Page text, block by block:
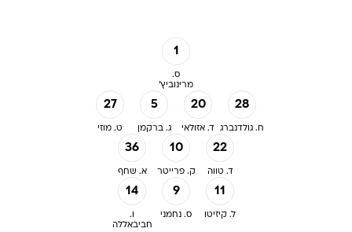
1
ס.
מרינוביץ'
27
ט. מוזי
5
ג. ברקמן
20
ד. אזולאי
28
ח. גולדנברג
36
א. שחף
10
ק. פרייטר
22
ד. טווה
14
ו.
חביבאללה
9
ס. נחמני
11
ל. קיזיטו